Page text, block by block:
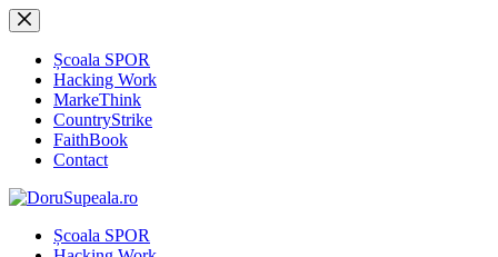
Sari
la
conținutȘcoala SPOR
Hacking Work
MarkeThink
CountryStrike
FaithBook
Contact
Școala SPOR